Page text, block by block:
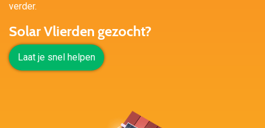
verder.
Solar Vlierden gezocht?
Laat je snel helpen